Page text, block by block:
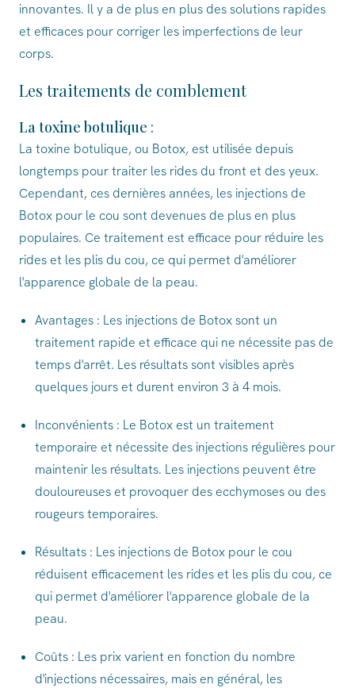
innovantes. Il y a de plus en plus des solutions rapides
et efficaces pour corriger les imperfections de leur
corps.
Les traitements de comblement
La toxine botulique :
La toxine botulique, ou Botox, est utilisée depuis
longtemps pour traiter les rides du front et des yeux.
Cependant, ces dernières années, les injections de
Botox pour le cou sont devenues de plus en plus
populaires. Ce traitement est efficace pour réduire les
rides et les plis du cou, ce qui permet d'améliorer
l'apparence globale de la peau.
Avantages : Les injections de Botox sont un
traitement rapide et efficace qui ne nécessite pas de
temps d'arrêt. Les résultats sont visibles après
quelques jours et durent environ 3 à 4 mois.
Inconvénients : Le Botox est un traitement
temporaire et nécessite des injections régulières pour
maintenir les résultats. Les injections peuvent être
douloureuses et provoquer des ecchymoses ou des
rougeurs temporaires.
Résultats : Les injections de Botox pour le cou
réduisent efficacement les rides et les plis du cou, ce
qui permet d'améliorer l'apparence globale de la
peau.
Coûts : Les prix varient en fonction du nombre
d'injections nécessaires, mais en général, les